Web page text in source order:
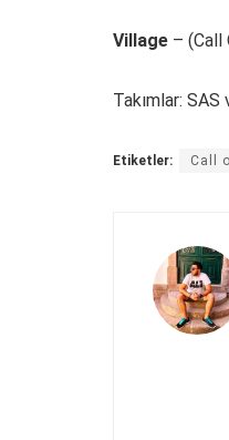
Village – (Call
Takımlar:
Etiketler: Call